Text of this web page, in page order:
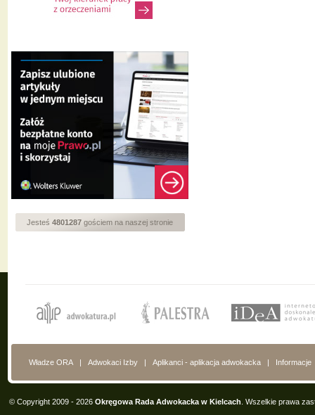
Jesteś 4801287 gościem na naszej stronie
Władze ORA | Adwokaci Izby | Aplikanci - aplikacja adwokacka | Informacje
© Copyright 2009 - 2026 Okręgowa Rada Adwokacka w Kielcach . Wszelkie prawa